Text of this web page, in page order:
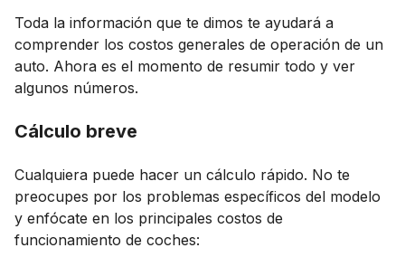
Toda la información que te dimos te ayudará a
comprender los costos generales de operación de un
auto. Ahora es el momento de resumir todo y ver
algunos números.
Cálculo breve
Cualquiera puede hacer un cálculo rápido. No te
preocupes por los problemas específicos del modelo
y enfócate en los principales costos de
funcionamiento de coches: